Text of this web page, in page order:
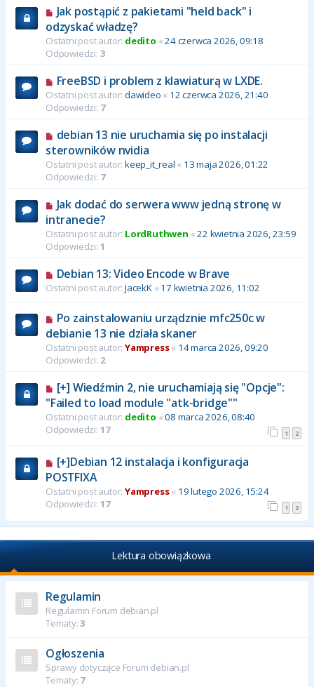
Jak postąpić z pakietami "held back" i
odzyskać władzę?
Ostatni post autor: dedito «24 czerwca 2026, 09:18
Odpowiedzi: 3
FreeBSD i problem z klawiaturą w LXDE.
Ostatni post autor: dawideo « 12 czerwca 2026, 21:40
Odpowiedzi: 7
debian 13 nie uruchamia się po instalacji
sterowników nvidia
Ostatni post autor: keep_it_real « 13 maja 2026, 01:22
Odpowiedzi: 7
Jak dodać do serwera www jedną stronę w
intranecie?
Ostatni post autor: LordRuthwen «22 kwietnia 2026, 23:59
Odpowiedzi: 1
Debian 13: Video Encode w Brave
Ostatni post autor: JacekK« 17 kwietnia 2026, 11:02
Po zainstalowaniu urządznie mfc250c w
debianie 13 nie działa skaner
Ostatni post autor: Yampress« 14 marca 2026, 09:20
Odpowiedzi: 2
[+] Wiedźmin 2, nie uruchamiają się "Opcje":
"Failed to load module "atk-bridge""
Ostatni post autor: dedito «08 marca 2026, 08:40
Odpowiedzi: 17 1 2
[+]Debian 12 instalacja i konfiguracja
POSTFIXA
Ostatni post autor: Yampress« 19 lutego 2026, 15:24
Odpowiedzi: 17 1 2
Lektura obowiązkowa
Regulamin
Regulamin Forum debian.pl
Tematy:3
Ogłoszenia
Sprawy dotyczące Forum debian.pl
Tematy: 7